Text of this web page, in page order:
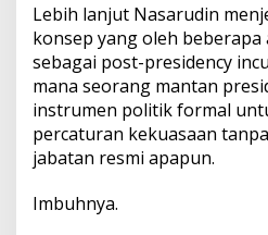
Lebih lanjut Nasarudin
konsep yang oleh
sebagai post-presidency
mana seorang mantan
instrumen politik formal
percaturan kekuasaan
jabatan resmi apapun.
Imbuhnya.